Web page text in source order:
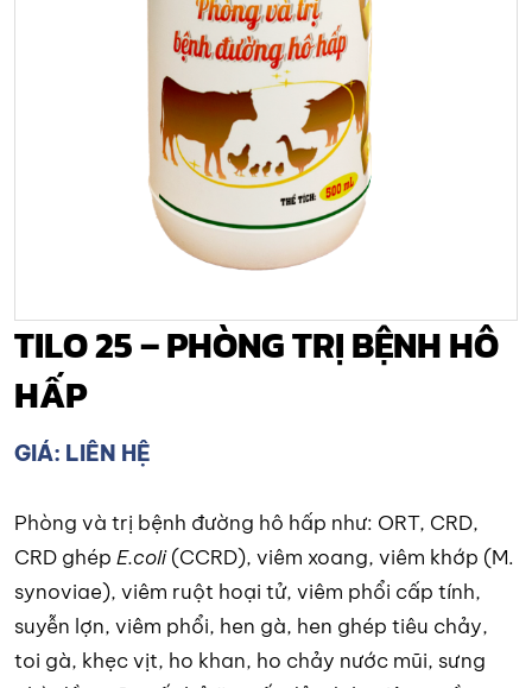
TILO 25 – PHÒNG TRỊ BỆNH HÔ
HẤP
GIÁ: LIÊN HỆ
Phòng và trị bệnh đường hô hấp như: ORT, CRD,
CRD ghép E.coli(CCRD), viêm xoang, viêm khớp (M.
synoviae), viêm ruột hoại tử, viêm phổi cấp tính,
suyễn lợn, viêm phổi, hen gà, hen ghép tiêu chảy,
toi gà, khẹc vịt, ho khan, ho chảy nước mũi, sưng